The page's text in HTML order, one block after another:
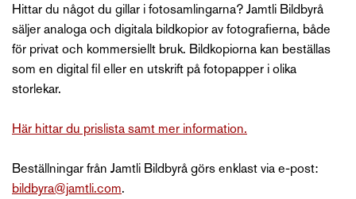
Hittar du något du gillar i fotosamlingarna? Jamtli Bildbyrå
säljer analoga och digitala bildkopior av fotografierna, både
för privat och kommersiellt bruk. Bildkopiorna kan beställas
som en digital fil eller en utskrift på fotopapper i olika
storlekar.
Här hittar du prislista samt mer information.
Beställningar från Jamtli Bildbyrå görs enklast via e-post:
bildbyra@jamtli.com.